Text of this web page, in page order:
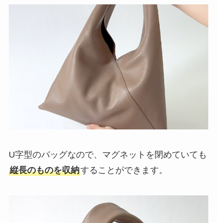
U字型のバッグなので、マグネットを閉めていても
縦長のものを収納することができます。